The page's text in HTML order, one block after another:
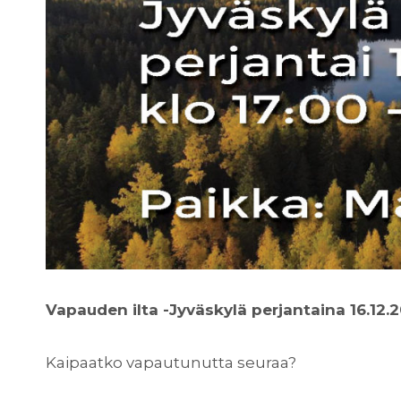
Vapauden ilta -Jyväskylä perjantaina
Kaipaatko vapautunutta seuraa?